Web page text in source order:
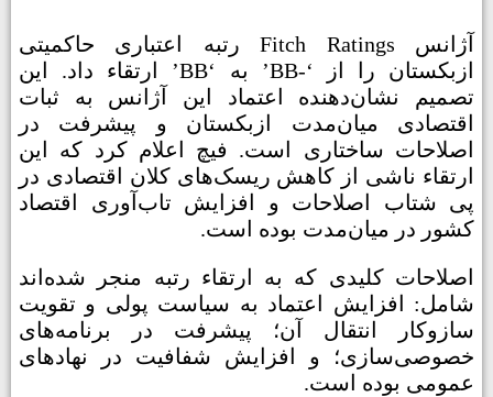
آژانس Fitch Ratings رتبه اعتباری حاکمیتی
ازبکستان را از ‘-BB’ به ‘BB’ ارتقاء داد. این
تصمیم نشان‌دهنده اعتماد این آژانس به ثبات
اقتصادی میان‌مدت ازبکستان و پیشرفت در
اصلاحات ساختاری است. فیچ اعلام کرد که این
ارتقاء ناشی از کاهش ریسک‌های کلان اقتصادی در
پی شتاب اصلاحات و افزایش تاب‌آوری اقتصاد
کشور در میان‌مدت بوده است.
اصلاحات کلیدی که به ارتقاء رتبه منجر شده‌اند
شامل: افزایش اعتماد به سیاست پولی و تقویت
سازوکار انتقال آن؛ پیشرفت در برنامه‌های
خصوصی‌سازی؛ و افزایش شفافیت در نهادهای
عمومی بوده است.